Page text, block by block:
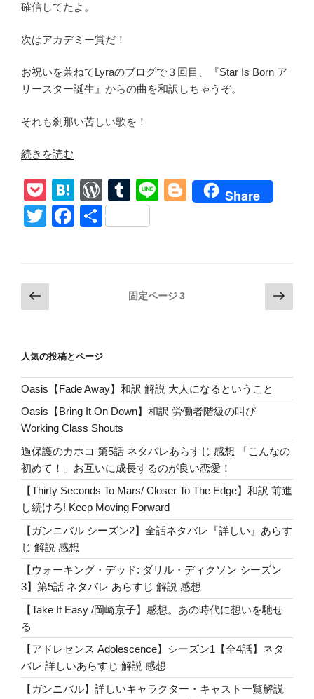
確信してたよ。
次はアカデミー賞だ！
お祝いを兼ねてLyraのブログで３回目、『Star Is Born ア
リースター誕生』からの曲を和訳しちゃうぞ。
それも刹那い苦しい歌を！
“【Always
This
Way/
Lady
『ア
ー/
ス
タ
ー
誕
生』
受
賞
お
で
と
う”
の
続きを読む
P
o
ck
H
at
e
W
or
d
T
u
m
Li
Bl
Share
T
er
F
o
k
共
投
稿
ペ
ジ
送
り
前
の
ジ
固定ページ3
次
の
人気の投稿とページ
Oasis【Fade Away】和訳 解説 大人になるということ
Oasis【Bring It On Down】和訳 労働者階級の叫び
Working Class Shouts
過保護のカホコ 第5話 ネタバレあらすじ 感想 「こんなの
初めて！」お互いに成長するのが良い恋愛！
【Thirty Seconds To Mars/ Closer To The Edge】和訳 前進
し続けろ! Keep Moving Forward
【ガンニバル シーズン2】全話ネタバレ『詳しい』あらす
じ 解説 感想
【ウォーキング・デッド: ダリル・ディクソン シーズン
3】第5話 ネタバレ あらすじ 解説 感想
【Take It Easy /岡崎京子】感想。あの時代に想いを馳せ
る
【アドレセンス Adolescence】シーズン1【全4話】ネタ
バレ 詳しいあらすじ 解説 感想
【ガンニバル】詳しいキャラクター・キャスト一覧解説